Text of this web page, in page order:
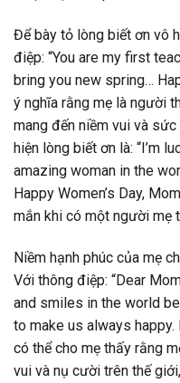
Để bày tỏ lòng biết ơn vô
điệp: “You are my first
bring you new spring…
ý nghĩa rằng mẹ là người
mang đến niềm vui và
hiện lòng biết ơn là: “I’m
amazing woman in the
Happy Women’s Day,
mắn khi có một người mẹ
Niềm hạnh phúc của mẹ
Với thông điệp: “Dear
and smiles in the world
to make us always happy.
có thể cho mẹ thấy rằng
vui và nụ cười trên thế